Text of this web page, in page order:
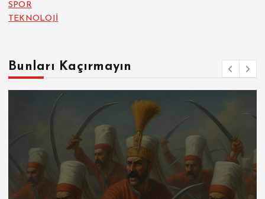
SPOR
TEKNOLOJİ
Bunları Kaçırmayın